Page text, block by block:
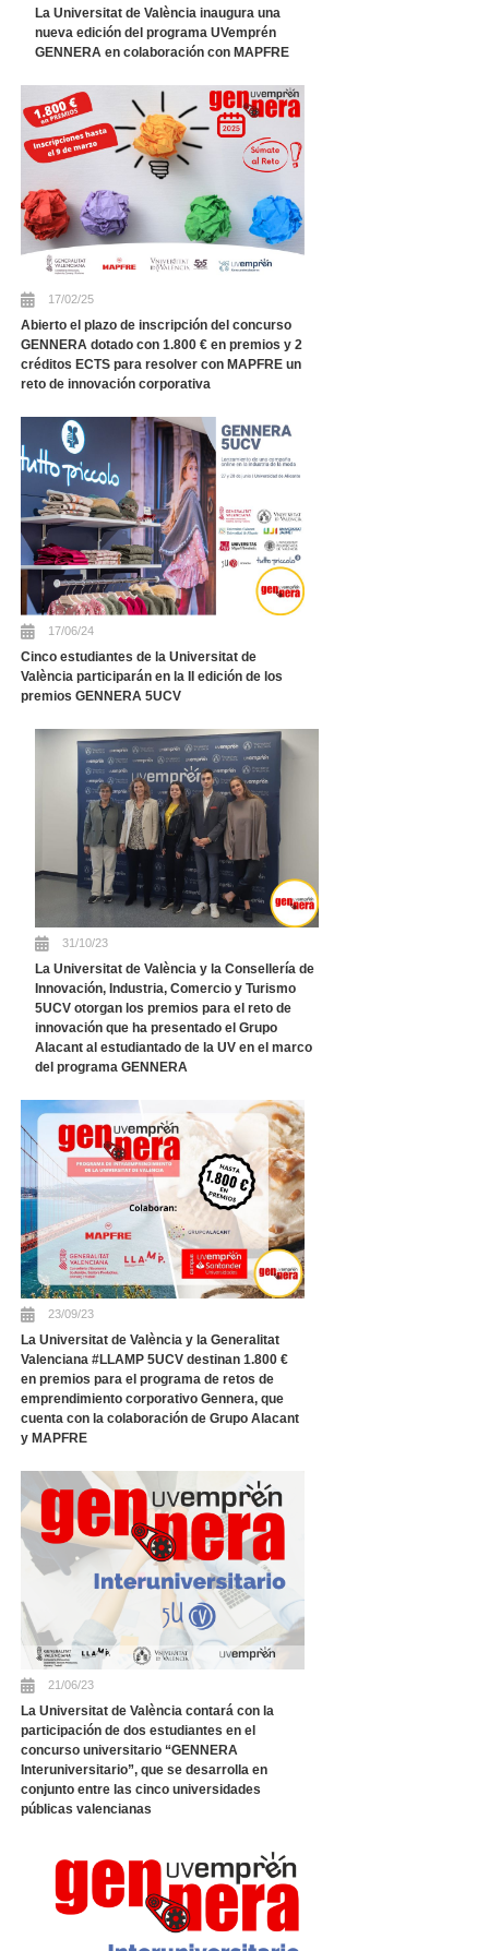
La Universitat de València inaugura una
nueva edición del programa UVemprén
GENNERA en colaboración con MAPFRE
17/02/25
Abierto el plazo de inscripción del concurso
GENNERA dotado con 1.800 € en premios y 2
créditos ECTS para resolver con MAPFRE un
reto de innovación corporativa
17/06/24
Cinco estudiantes de la Universitat de
València participarán en la II edición de los
premios GENNERA 5UCV
31/10/23
La Universitat de València y la Consellería de
Innovación, Industria, Comercio y Turismo
5UCV otorgan los premios para el reto de
innovación que ha presentado el Grupo
Alacant al estudiantado de la UV en el marco
del programa GENNERA
23/09/23
La Universitat de València y la Generalitat
Valenciana #LLAMP 5UCV destinan 1.800 €
en premios para el programa de retos de
emprendimiento corporativo Gennera, que
cuenta con la colaboración de Grupo Alacant
y MAPFRE
21/06/23
La Universitat de València contará con la
participación de dos estudiantes en el
concurso universitario “GENNERA
Interuniversitario”, que se desarrolla en
conjunto entre las cinco universidades
públicas valencianas